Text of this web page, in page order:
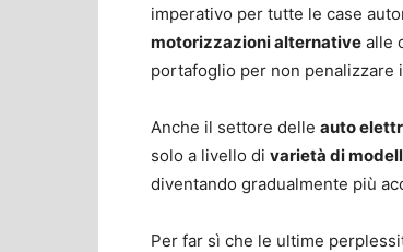
imperativo per tutte le case
motorizzazioni alternative alle
portafoglio per non penalizzare
Anche il settore delle auto
solo a livello di varietà di
diventando gradualmente più
Per far sì che le ultime